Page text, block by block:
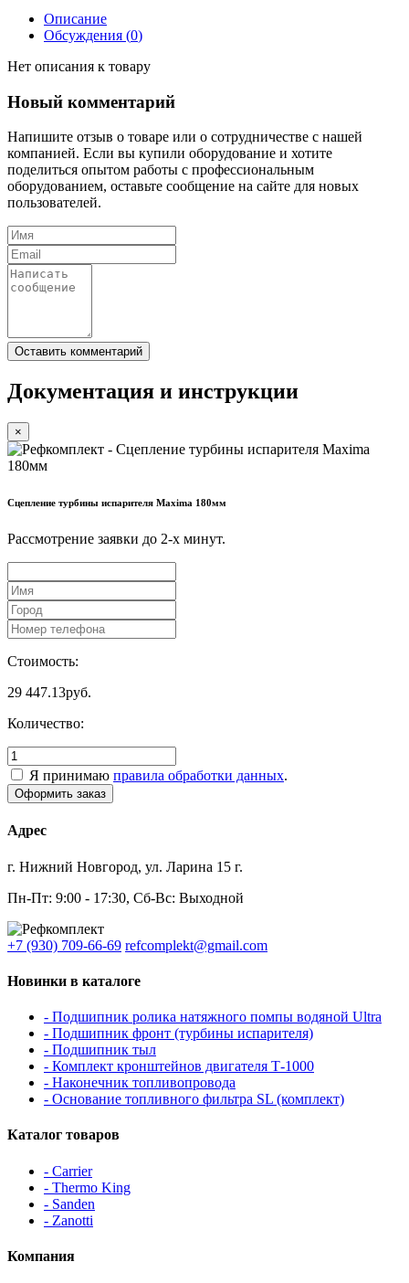
Описание
Обсуждения (0)
Нет описания к товару
Новый комментарий
Напишите отзыв о товаре или о сотрудничестве с нашей
компанией. Если вы купили оборудование и хотите
поделиться опытом работы с профессиональным
оборудованием, оставьте сообщение на сайте для новых
пользователей.
Документация и инструкции
×
Сцепление турбины испарителя Maxima 180мм
Рассмотрение заявки до 2-x минут.
Стоимость:
29 447.13руб.
Количество:
Я принимаю правила обработки данных.
Адрес
г. Нижний Новгород, ул. Ларина 15 г.
Пн-Пт: 9:00 - 17:30, Сб-Вс: Выходной
+7 (930) 709-66-69 refcomplekt@gmail.com
Новинки в каталоге
- Подшипник ролика натяжного помпы водяной Ultra
- Подшипник фронт (турбины испарителя)
- Подшипник тыл
- Комплект кронштейнов двигателя Т-1000
- Наконечник топливопровода
- Основание топливного фильтра SL (комплект)
Каталог товаров
- Carrier
- Thermo King
- Sanden
- Zanotti
Компания